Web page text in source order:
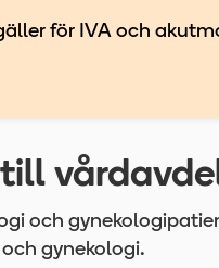
för IVA och
och
gynekologi.